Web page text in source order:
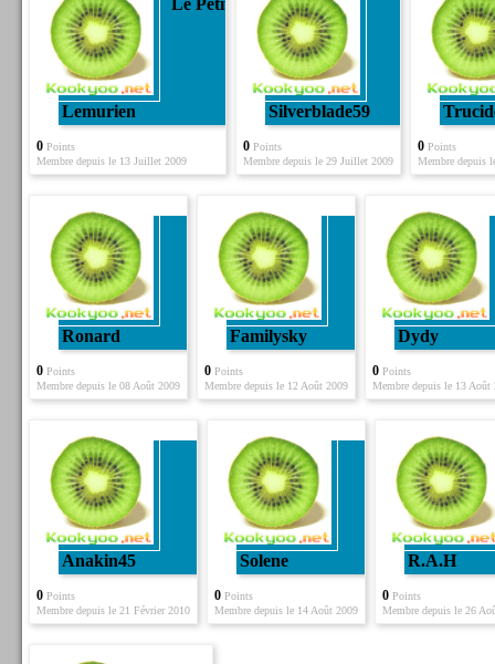
Le Petit
Lemurien
0Points
Membre depuis le 13 Juillet 2009
Silverblade59
0Points
Membre depuis le 29 Juillet 2009
0Points
Membre depuis
Ronard
0Points
Membre depuis le 08 Août 2009
Familysky
0Points
Membre depuis le 12 Août 2009
Dydy
0Points
Membre depuis le 13 Août
Anakin45
0Points
Membre depuis le 21 Février 2010
Solene
0Points
Membre depuis le 14 Août 2009
R.a.H
0Points
Membre depuis le 26